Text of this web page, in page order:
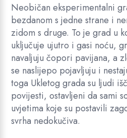
Neobičan eksperimentalni
bezdanom s jedne strane i
zidom s druge. To je grad u
uključuje ujutro i gasi noću,
navaljuju čopori pavijana, a
se naslijepo pojavljuju i
toga Ukletog grada su ljudi
povijesti, ostavljeni da sami
uvjetima koje su postavili
svrha nedokučiva.